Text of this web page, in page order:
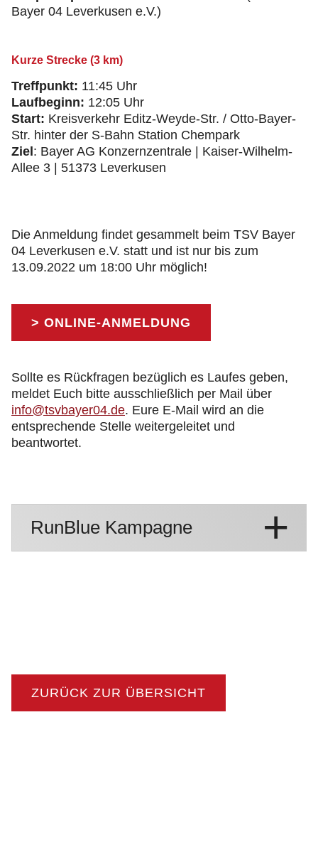
Bayer 04 Leverkusen e.V.)
Kurze Strecke (3 km)
Treffpunkt: 11:45 Uhr
Laufbeginn: 12:05 Uhr
Start: Kreisverkehr Editz-Weyde-Str. / Otto-Bayer-
Str. hinter der S-Bahn Station Chempark
Ziel : Bayer AG Konzernzentrale | Kaiser-Wilhelm-
Allee 3 | 51373 Leverkusen
Die Anmeldung findet gesammelt beim TSV Bayer
04 Leverkusen e.V. statt und ist nur bis zum
13.09.2022 um 18:00 Uhr möglich!
> ONLINE-ANMELDUNG
Sollte es Rückfragen bezüglich es Laufes geben,
meldet Euch bitte ausschließlich per Mail über
info@tsvbayer04.de. Eure E-Mail wird an die
entsprechende Stelle weitergeleitet und
beantwortet.
RunBlue Kampagne
ZURÜCK ZUR ÜBERSICHT